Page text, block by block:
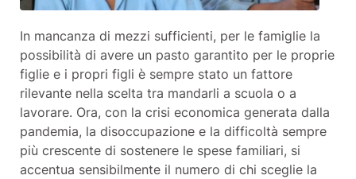
In mancanza di mezzi sufficienti, per le famiglie la
possibilità di avere un pasto garantito per le proprie
figlie e i propri figli è sempre stato un fattore
rilevante nella scelta tra mandarli a scuola o a
lavorare. Ora, con la crisi economica generata dalla
pandemia, la disoccupazione e la difficoltà sempre
più crescente di sostenere le spese familiari, si
accentua sensibilmente il numero di chi sceglie la